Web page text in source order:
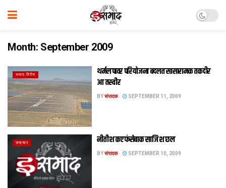
Month: September 2009
समाद विशेष
थर्मल पावर परियोजना बदलत सासारामक तकदीर
आ तस्वीर
BYसंपादक SEPTEMBER 11, 2009
समाचार नीतीश कए फंसेबाक साजिश छल
BYसंपादक SEPTEMBER 10, 2009